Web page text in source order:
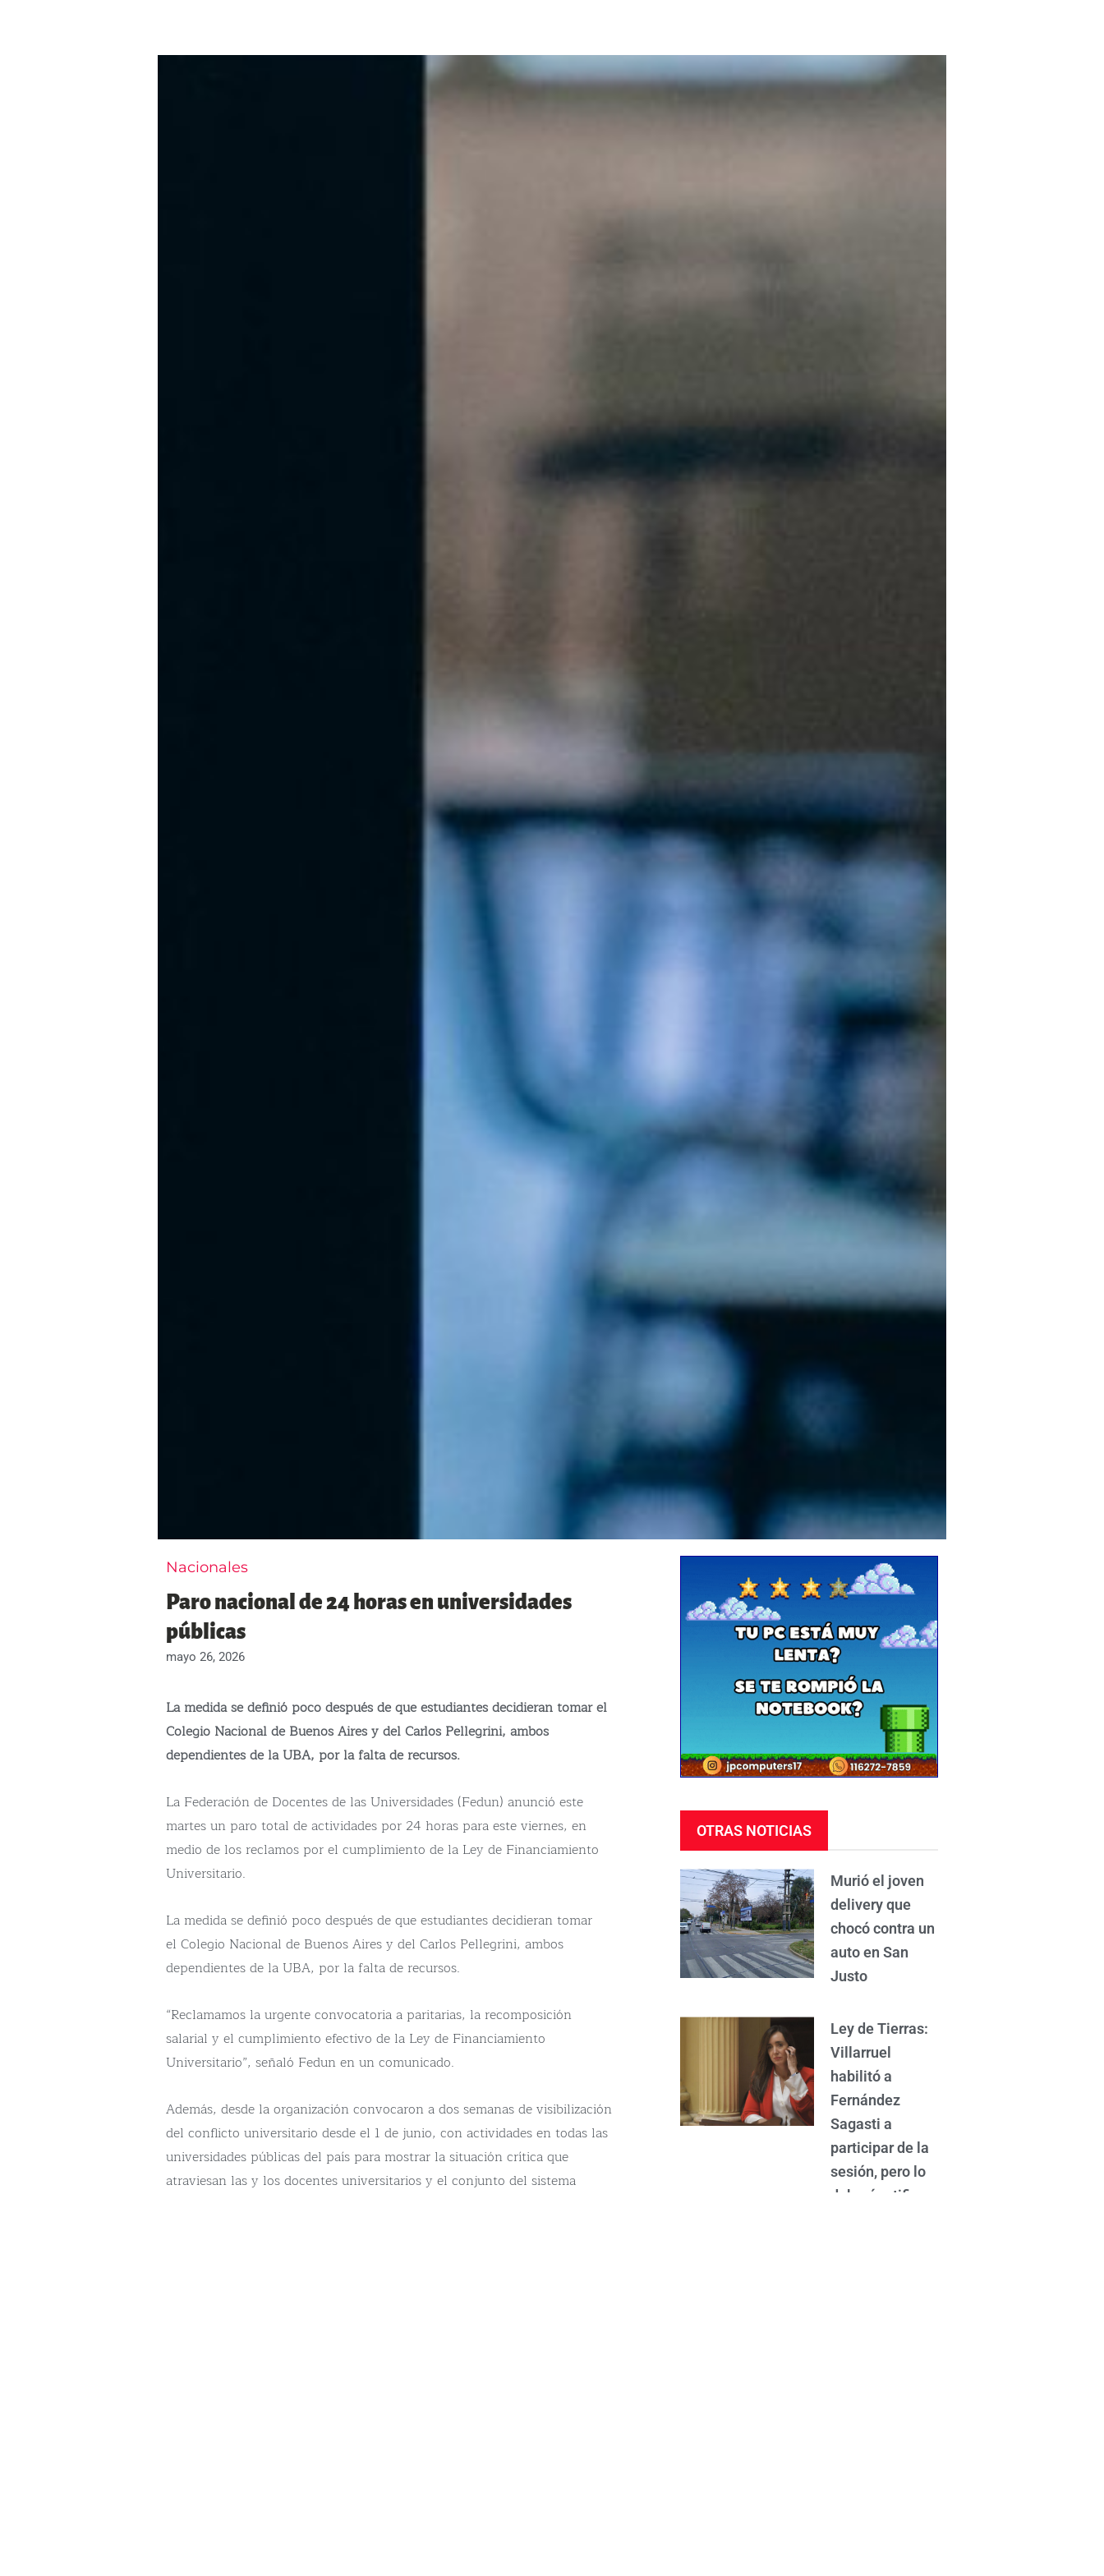
Nacionales
Paro nacional de 24 horas en universidades
públicas
mayo 26, 2026
La medida se definió poco después de que estudiantes decidieran tomar el
Colegio Nacional de Buenos Aires y del Carlos Pellegrini, ambos
dependientes de la UBA, por la falta de recursos.
La Federación de Docentes de las Universidades (Fedun) anunció este
martes un paro total de actividades por 24 horas para este viernes, en
medio de los reclamos por el cumplimiento de la Ley de Financiamiento
Universitario.
La medida se definió poco después de que estudiantes decidieran tomar
el Colegio Nacional de Buenos Aires y del Carlos Pellegrini, ambos
dependientes de la UBA, por la falta de recursos.
“Reclamamos la urgente convocatoria a paritarias, la recomposición
salarial y el cumplimiento efectivo de la Ley de Financiamiento
Universitario”, señaló Fedun en un comunicado.
Además, desde la organización convocaron a dos semanas de visibilización
del conflicto universitario desde el 1 de junio, con actividades en todas las
universidades públicas del país para mostrar la situación crítica que
atraviesan las y los docentes universitarios y el conjunto del sistema
OTRAS NOTICIAS
Murió el joven
delivery que
chocó contra un
auto en San
Justo
Ley de Tierras:
Villarruel
habilitó a
Fernández
Sagasti a
participar de la
sesión, pero lo
deberá ratificar